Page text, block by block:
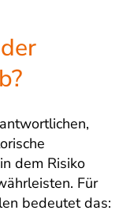
dem Risiko
Für
bedeutet das: